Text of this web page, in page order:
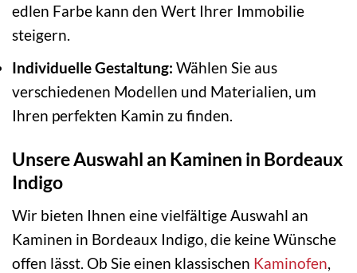
edlen Farbe kann den Wert Ihrer Immobilie
steigern.
Individuelle Gestaltung: Wählen Sie aus
verschiedenen Modellen und Materialien, um
Ihren perfekten Kamin zu finden.
Unsere Auswahl an Kaminen in Bordeaux
Indigo
Wir bieten Ihnen eine vielfältige Auswahl an
Kaminen in Bordeaux Indigo, die keine Wünsche
offen lässt. Ob Sie einen klassischen Kaminofen,